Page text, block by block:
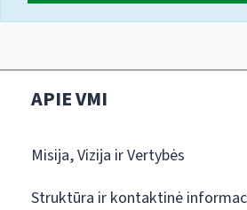
APIE VMI
Misija, Vizija ir Vertybės
Struktūra ir kontaktinė